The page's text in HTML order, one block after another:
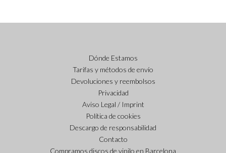
Dónde Estamos
Tarifas y métodos de envío
Devoluciones y reembolsos
Privacidad
Aviso Legal / Imprint
Política de cookies
Descargo de responsabilidad
Contacto
Compramos discos de vinilo en Barcelona